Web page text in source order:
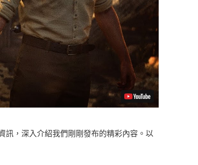
訊，深入介紹我們剛剛發布的精彩內容。以